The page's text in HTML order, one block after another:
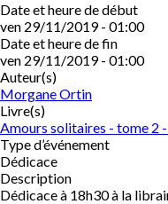
Date et heure de début
ven 29/11/2019 - 01:00
Date et heure de fin
ven 29/11/2019 - 01:00
Auteur(s)
Morgane Ortin
Livre(s)
Amours solitaires - tome 2
Type d’événement
Dédicace
Description
Dédicace à 18h30 à la